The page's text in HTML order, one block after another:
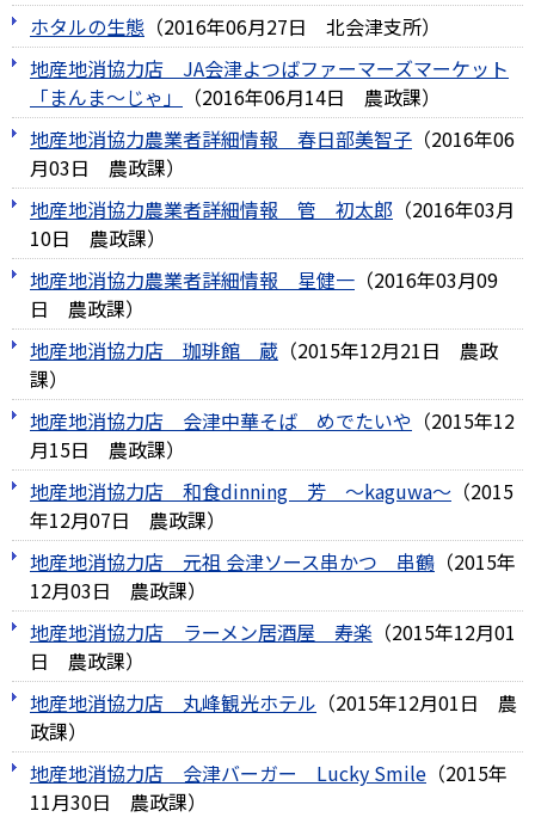
ホタルの生態 （2016年06月27日 北会津支所）
地産地消協力店 JA会津よつばファーマーズマーケット
「まんま～じゃ」
（2016年06月14日 農政課）
地産地消協力農業者詳細情報 春日部美智子 （2016年06
月03日
農政課）
地産地消協力農業者詳細情報 管 初太郎 （2016年03月
10日
農政課）
地産地消協力農業者詳細情報 星健一 （2016年03月09
日
農政課）
地産地消協力店 珈琲館 蔵 （2015年12月21日
農政
課）
地産地消協力店 会津中華そば めでたいや （2015年12
月15日
農政課）
地産地消協力店 和食dinning 芳 ～kaguwa～ （2015
年12月07日
農政課）
地産地消協力店 元祖 会津ソース串かつ 串鶴 （2015年
12月03日
農政課）
地産地消協力店 ラーメン居酒屋 寿楽 （2015年12月01
日
農政課）
地産地消協力店 丸峰観光ホテル （2015年12月01日
農
政課）
地産地消協力店 会津バーガー Lucky Smile （2015年
11月30日
農政課）